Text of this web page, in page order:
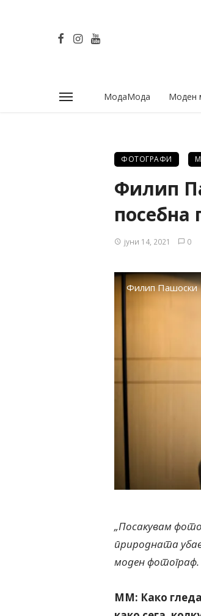
МодаМода Моден
ФОТОГРАФИ
Филип
посебна
јуни 14, 2021 0
Филип Пашоски
„Посакувам
природната
моден фотограф.
ММ: Како